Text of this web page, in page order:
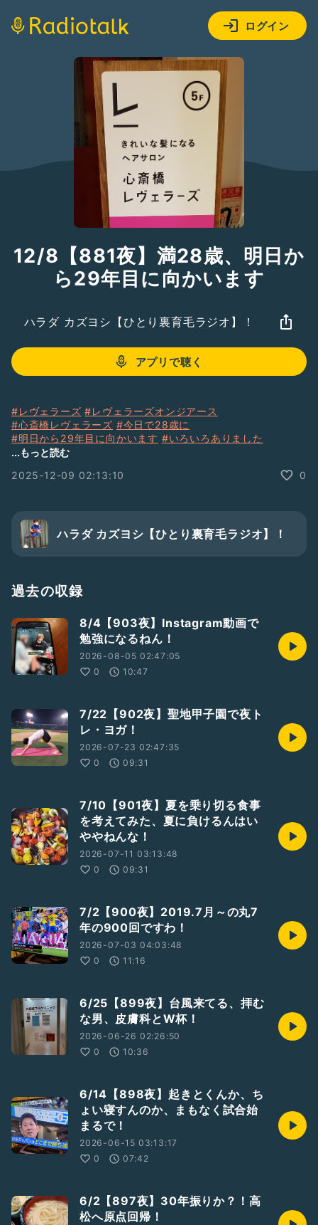
ログイン
12/8【881夜】満28歳、明日か
ら29年目に向かいます
ハラダ カズヨシ【ひとり裏育毛ラジオ】！
アプリで聴く
#レヴェラーズ #レヴェラーズオンジアース
#心斎橋レヴェラーズ #今日で28歳に
#明日から29年目に向かいます #いろいろありました
#まだまだ勉強
...もっと読む
2025-12-09 02:13:10
0
ハラダ カズヨシ【ひとり裏育毛ラジオ】！
過去の収録
8/4【903夜】Instagram動画で
勉強になるねん！
2026-08-05 02:47:05
0
10:47
7/22【902夜】聖地甲子園で夜ト
レ・ヨガ！
2026-07-23 02:47:35
0
09:31
7/10【901夜】夏を乗り切る食事
を考えてみた、夏に負けるんはい
ややねんな！
2026-07-11 03:13:48
0
09:31
7/2【900夜】2019.7月～の丸7
年の900回ですわ！
2026-07-03 04:03:48
0
11:16
6/25【899夜】台風来てる、拝む
な男、皮膚科とW杯！
2026-06-26 02:26:50
0
10:36
6/14【898夜】起きとくんか、ち
ょい寝すんのか、まもなく試合始
まるで！
2026-06-15 03:13:17
0
07:42
6/2【897夜】30年振りか？！高
松へ原点回帰！